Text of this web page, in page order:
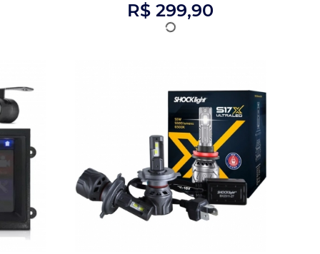
R$ 169,90